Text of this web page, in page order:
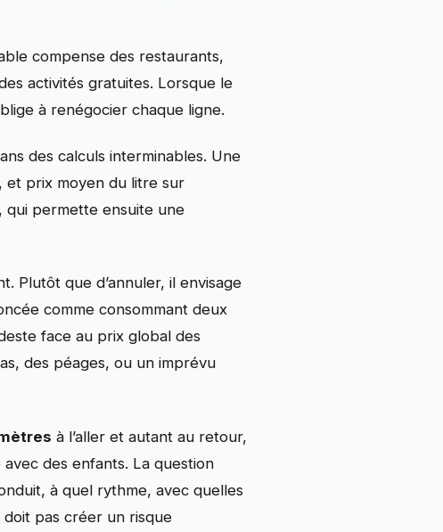
compense des restaurants,
activités gratuites. Lorsque le
à renégocier chaque ligne.
des calculs interminables. Une
et prix moyen du litre sur
qui permette ensuite une
Plutôt que d’annuler, il envisage
comme consommant deux
face au prix global des
des péages, ou un imprévu
à l’aller et autant au retour,
des enfants. La question
à quel rythme, avec quelles
pas créer un risque